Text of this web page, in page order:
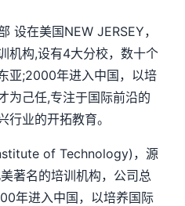
在美国NEW JERSEY，
机构,设有4大分校，数十个
亚;2000年进入中国，以培
为己任,专注于国际前沿的
行业的开拓教育。
of Technology)，源
著名的培训机构，公司总
年进入中国，以培养国际